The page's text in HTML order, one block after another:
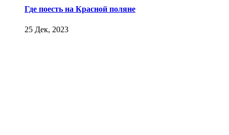
Где поесть на Красной поляне
25 Дек, 2023